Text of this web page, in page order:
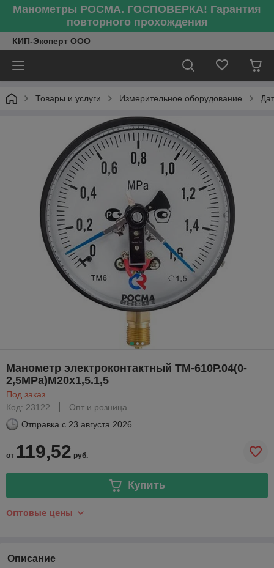
Манометры РОСМА. ГОСПОВЕРКА! Гарантия
повторного прохождения
КИП-Эксперт ООО
Товары и услуги Измерительное оборудование
Манометр электроконтактный ТМ-610Р.04(0-
2,5МРа)М20х1,5.1,5
Под заказ
Код: 23122
Опт и розница
Отправка с 23 августа 2026
от 119,52 руб.
Купить
Оптовые цены
Описание